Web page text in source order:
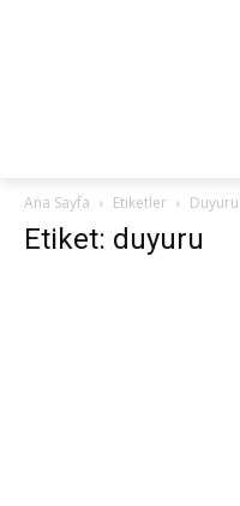
Ana Sayfa Etiketler Duyuru
Etiket: duyuru